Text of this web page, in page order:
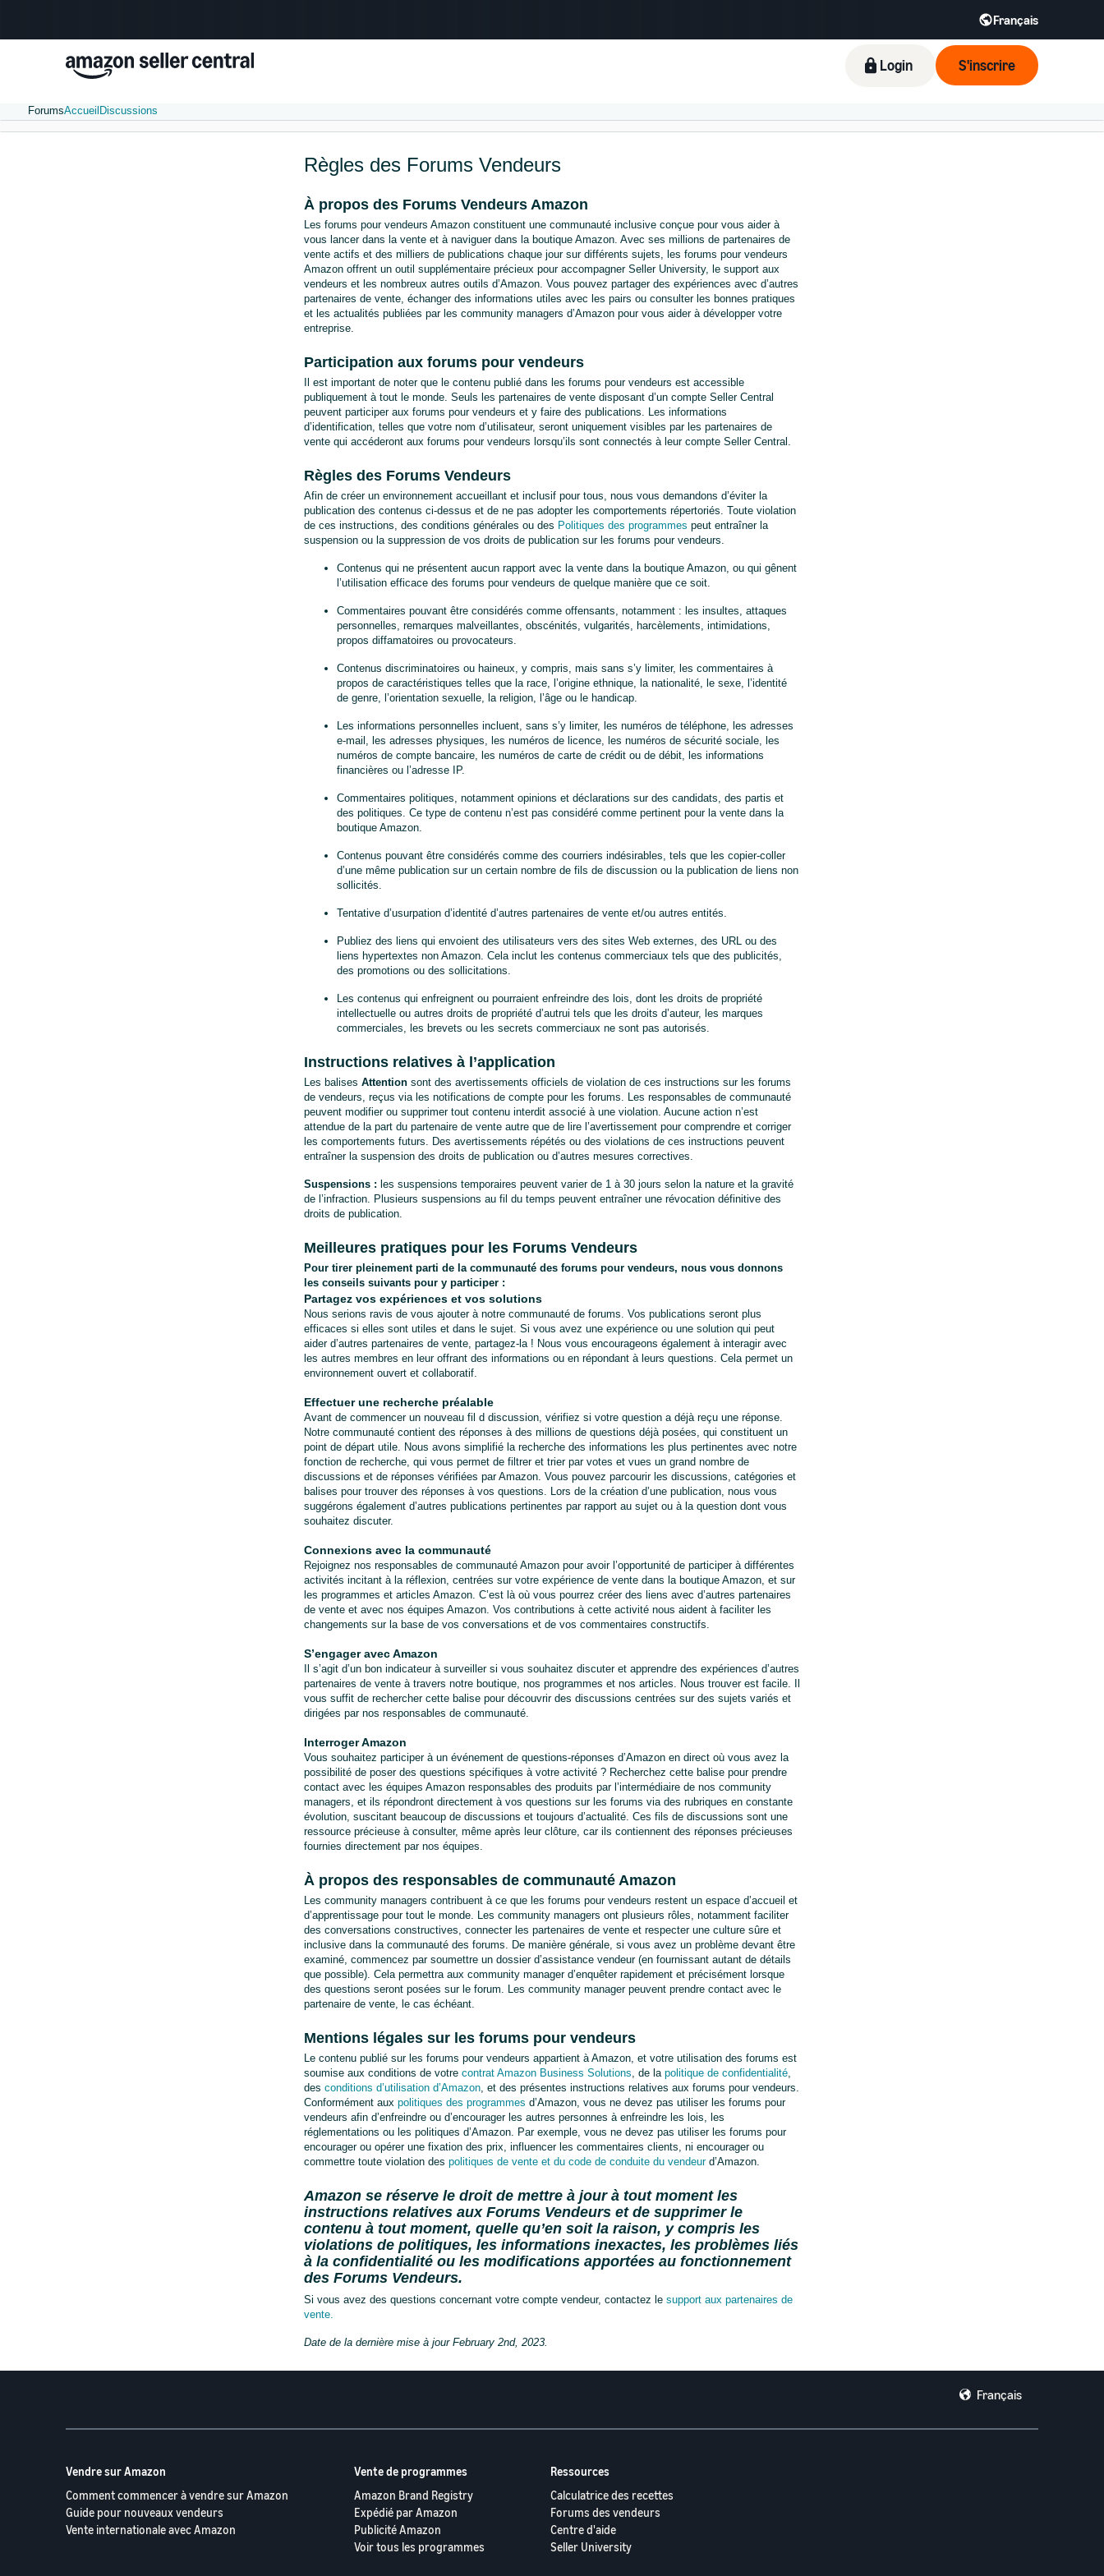
Français
Select your preferred language
English - GB
Login S'inscrire
ForumsAccueil Discussions
Règles des Forums Vendeurs
À propos des Forums Vendeurs Amazon
Les forums pour vendeurs Amazon constituent une communauté inclusive conçue pour vous aider à
vous lancer dans la vente et à naviguer dans la boutique Amazon. Avec ses millions de partenaires de
vente actifs et des milliers de publications chaque jour sur différents sujets, les forums pour vendeurs
Amazon offrent un outil supplémentaire précieux pour accompagner Seller University, le support aux
vendeurs et les nombreux autres outils d’Amazon. Vous pouvez partager des expériences avec d’autres
partenaires de vente, échanger des informations utiles avec les pairs ou consulter les bonnes pratiques
et les actualités publiées par les community managers d’Amazon pour vous aider à développer votre
entreprise.
Participation aux forums pour vendeurs
Il est important de noter que le contenu publié dans les forums pour vendeurs est accessible
publiquement à tout le monde. Seuls les partenaires de vente disposant d’un compte Seller Central
peuvent participer aux forums pour vendeurs et y faire des publications. Les informations
d’identification, telles que votre nom d’utilisateur, seront uniquement visibles par les partenaires de
vente qui accéderont aux forums pour vendeurs lorsqu’ils sont connectés à leur compte Seller Central.
Règles des Forums Vendeurs
Afin de créer un environnement accueillant et inclusif pour tous, nous vous demandons d’éviter la
publication des contenus ci-dessus et de ne pas adopter les comportements répertoriés. Toute violation
de ces instructions, des conditions générales ou des Politiques des programmes peut entraîner la
suspension ou la suppression de vos droits de publication sur les forums pour vendeurs.
Contenus qui ne présentent aucun rapport avec la vente dans la boutique Amazon, ou qui gênent
l’utilisation efficace des forums pour vendeurs de quelque manière que ce soit.
Commentaires pouvant être considérés comme offensants, notamment : les insultes, attaques
personnelles, remarques malveillantes, obscénités, vulgarités, harcèlements, intimidations,
propos diffamatoires ou provocateurs.
Contenus discriminatoires ou haineux, y compris, mais sans s’y limiter, les commentaires à
propos de caractéristiques telles que la race, l’origine ethnique, la nationalité, le sexe, l’identité
de genre, l’orientation sexuelle, la religion, l’âge ou le handicap.
Les informations personnelles incluent, sans s’y limiter, les numéros de téléphone, les adresses
e-mail, les adresses physiques, les numéros de licence, les numéros de sécurité sociale, les
numéros de compte bancaire, les numéros de carte de crédit ou de débit, les informations
financières ou l’adresse IP.
Commentaires politiques, notamment opinions et déclarations sur des candidats, des partis et
des politiques. Ce type de contenu n’est pas considéré comme pertinent pour la vente dans la
boutique Amazon.
Contenus pouvant être considérés comme des courriers indésirables, tels que les copier-coller
d’une même publication sur un certain nombre de fils de discussion ou la publication de liens non
sollicités.
Tentative d’usurpation d’identité d’autres partenaires de vente et/ou autres entités.
Publiez des liens qui envoient des utilisateurs vers des sites Web externes, des URL ou des
liens hypertextes non Amazon. Cela inclut les contenus commerciaux tels que des publicités,
des promotions ou des sollicitations.
Les contenus qui enfreignent ou pourraient enfreindre des lois, dont les droits de propriété
intellectuelle ou autres droits de propriété d’autrui tels que les droits d’auteur, les marques
commerciales, les brevets ou les secrets commerciaux ne sont pas autorisés.
Instructions relatives à l’application
Les balises Attention sont des avertissements officiels de violation de ces instructions sur les forums
de vendeurs, reçus via les notifications de compte pour les forums. Les responsables de communauté
peuvent modifier ou supprimer tout contenu interdit associé à une violation. Aucune action n’est
attendue de la part du partenaire de vente autre que de lire l’avertissement pour comprendre et corriger
les comportements futurs. Des avertissements répétés ou des violations de ces instructions peuvent
entraîner la suspension des droits de publication ou d’autres mesures correctives.
Suspensions : les suspensions temporaires peuvent varier de 1 à 30 jours selon la nature et la gravité
de l’infraction. Plusieurs suspensions au fil du temps peuvent entraîner une révocation définitive des
droits de publication.
Meilleures pratiques pour les Forums Vendeurs
Pour tirer pleinement parti de la communauté des forums pour vendeurs, nous vous donnons
les conseils suivants pour y participer :
Partagez vos expériences et vos solutions
Nous serions ravis de vous ajouter à notre communauté de forums. Vos publications seront plus
efficaces si elles sont utiles et dans le sujet. Si vous avez une expérience ou une solution qui peut
aider d’autres partenaires de vente, partagez-la ! Nous vous encourageons également à interagir avec
les autres membres en leur offrant des informations ou en répondant à leurs questions. Cela permet un
environnement ouvert et collaboratif.
Effectuer une recherche préalable
Avant de commencer un nouveau fil d discussion, vérifiez si votre question a déjà reçu une réponse.
Notre communauté contient des réponses à des millions de questions déjà posées, qui constituent un
point de départ utile. Nous avons simplifié la recherche des informations les plus pertinentes avec notre
fonction de recherche, qui vous permet de filtrer et trier par votes et vues un grand nombre de
discussions et de réponses vérifiées par Amazon. Vous pouvez parcourir les discussions, catégories et
balises pour trouver des réponses à vos questions. Lors de la création d’une publication, nous vous
suggérons également d’autres publications pertinentes par rapport au sujet ou à la question dont vous
souhaitez discuter.
Connexions avec la communauté
Rejoignez nos responsables de communauté Amazon pour avoir l’opportunité de participer à différentes
activités incitant à la réflexion, centrées sur votre expérience de vente dans la boutique Amazon, et sur
les programmes et articles Amazon. C’est là où vous pourrez créer des liens avec d’autres partenaires
de vente et avec nos équipes Amazon. Vos contributions à cette activité nous aident à faciliter les
changements sur la base de vos conversations et de vos commentaires constructifs.
S’engager avec Amazon
Il s’agit d’un bon indicateur à surveiller si vous souhaitez discuter et apprendre des expériences d’autres
partenaires de vente à travers notre boutique, nos programmes et nos articles. Nous trouver est facile. Il
vous suffit de rechercher cette balise pour découvrir des discussions centrées sur des sujets variés et
dirigées par nos responsables de communauté.
Interroger Amazon
Vous souhaitez participer à un événement de questions-réponses d’Amazon en direct où vous avez la
possibilité de poser des questions spécifiques à votre activité ? Recherchez cette balise pour prendre
contact avec les équipes Amazon responsables des produits par l’intermédiaire de nos community
managers, et ils répondront directement à vos questions sur les forums via des rubriques en constante
évolution, suscitant beaucoup de discussions et toujours d’actualité. Ces fils de discussions sont une
ressource précieuse à consulter, même après leur clôture, car ils contiennent des réponses précieuses
fournies directement par nos équipes.
À propos des responsables de communauté Amazon
Les community managers contribuent à ce que les forums pour vendeurs restent un espace d’accueil et
d’apprentissage pour tout le monde. Les community managers ont plusieurs rôles, notamment faciliter
des conversations constructives, connecter les partenaires de vente et respecter une culture sûre et
inclusive dans la communauté des forums. De manière générale, si vous avez un problème devant être
examiné, commencez par soumettre un dossier d’assistance vendeur (en fournissant autant de détails
que possible). Cela permettra aux community manager d’enquêter rapidement et précisément lorsque
des questions seront posées sur le forum. Les community manager peuvent prendre contact avec le
partenaire de vente, le cas échéant.
Mentions légales sur les forums pour vendeurs
Le contenu publié sur les forums pour vendeurs appartient à Amazon, et votre utilisation des forums est
soumise aux conditions de votre contrat Amazon Business Solutions, de la politique de confidentialité,
des conditions d’utilisation d’Amazon, et des présentes instructions relatives aux forums pour vendeurs.
Conformément aux politiques des programmes d’Amazon, vous ne devez pas utiliser les forums pour
vendeurs afin d’enfreindre ou d’encourager les autres personnes à enfreindre les lois, les
réglementations ou les politiques d’Amazon. Par exemple, vous ne devez pas utiliser les forums pour
encourager ou opérer une fixation des prix, influencer les commentaires clients, ni encourager ou
commettre toute violation des politiques de vente et du code de conduite du vendeur d’Amazon.
Amazon se réserve le droit de mettre à jour à tout moment les
instructions relatives aux Forums Vendeurs et de supprimer le
contenu à tout moment, quelle qu’en soit la raison, y compris les
violations de politiques, les informations inexactes, les problèmes liés
à la confidentialité ou les modifications apportées au fonctionnement
des Forums Vendeurs.
Si vous avez des questions concernant votre compte vendeur, contactez le support aux partenaires de
vente.
Date de la dernière mise à jour February 2nd, 2023.
Français
Vendre sur Amazon
Comment commencer à vendre sur Amazon
Guide pour nouveaux vendeurs
Vente internationale avec Amazon
Vente de programmes
Amazon Brand Registry
Expédié par Amazon
Publicité Amazon
Voir tous les programmes
Ressources
Calculatrice des recettes
Forums des vendeurs
Centre d'aide
Seller University